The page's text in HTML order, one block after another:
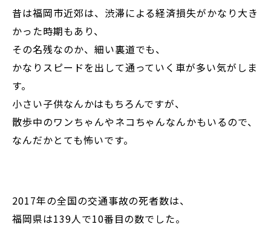
昔は福岡市近郊は、渋滞による経済損失がかなり大き
かった時期もあり、
その名残なのか、細い裏道でも、
かなりスピードを出して通っていく車が多い気がしま
す。
小さい子供なんかはもちろんですが、
散歩中のワンちゃんやネコちゃんなんかもいるので、
なんだかとても怖いです。
2017年の全国の交通事故の死者数は、
福岡県は139人で10番目の数でした。